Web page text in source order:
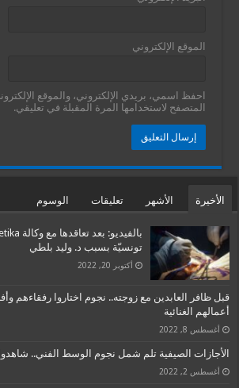
الموقع الإلكتروني
احفظ اسمي، بريدي الإلكتروني، والموقع
المتصفح لاستخدامها المرة المقبلة في تعليقي.
الأخيرة الأشهر تعليقات الوسوم
تونسيّة بسبب د. وليد بلطي
أكتوبر 20, 2022
قبل ظافر العابدين مع زوجته.. نجوم اختاروا رفقاءهم
أعمالهم الغنائية
أغسطس 8, 2022
الأجازات الصيفية تلم شمل نجوم الوسط الفني..
أغسطس 2, 2022